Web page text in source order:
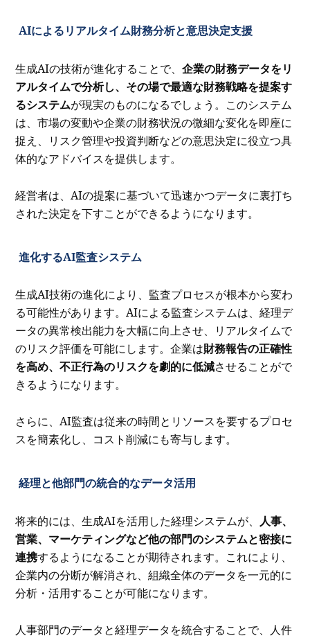
AIによるリアルタイム財務分析と意思決定支援
生成AIの技術が進化することで、企業の財務データをリ
アルタイムで分析し、その場で最適な財務戦略を提案す
るシステムが現実のものになるでしょう。このシステム
は、市場の変動や企業の財務状況の微細な変化を即座に
捉え、リスク管理や投資判断などの意思決定に役立つ具
体的なアドバイスを提供します。
経営者は、AIの提案に基づいて迅速かつデータに裏打ち
された決定を下すことができるようになります。
進化するAI監査システム
生成AI技術の進化により、監査プロセスが根本から変わ
る可能性があります。AIによる監査システムは、経理デ
ータの異常検出能力を大幅に向上させ、リアルタイムで
のリスク評価を可能にします。企業は財務報告の正確性
を高め、不正行為のリスクを劇的に低減させることがで
きるようになります。
さらに、AI監査は従来の時間とリソースを要するプロセ
スを簡素化し、コスト削減にも寄与します。
経理と他部門の統合的なデータ活用
将来的には、生成AIを活用した経理システムが、 人事、
営業、マーケティングなど他の部門のシステムと密接に
連携するようになることが期待されます。これにより、
企業内の分断が解消され、組織全体のデータを一元的に
分析・活用することが可能になります。
人事部門のデータと経理データを統合することで、人件